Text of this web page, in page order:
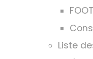
Liste